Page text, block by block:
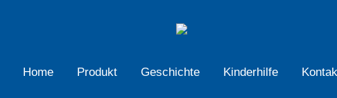
Home Produkt Geschichte Kinderhilfe